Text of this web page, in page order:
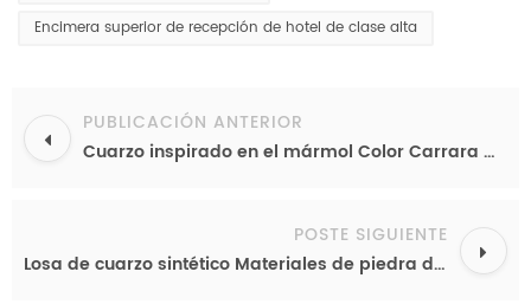
Encimera superior de recepción de hotel de clase alta
PUBLICACIÓN ANTERIOR
Cuarzo inspirado en el mármol Color Carrara Calacatta Losa para diseños de cocina Estufa de cuarzo
POSTE SIGUIENTE
Losa de cuarzo sintético Materiales de piedra de construcción de cocina Calacatta Gold New Quartz Lavandería Top